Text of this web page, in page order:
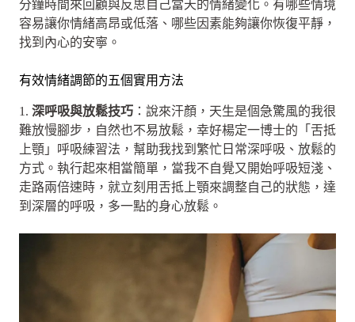
分鐘時間來回顧與反思自己當天的情緒變化。有哪些情境
容易讓你情緒高昂或低落、哪些因素能夠讓你恢復平靜，
找到內心的安寧。
有效情緒調節的五個實用方法
1. 深呼吸與放鬆技巧 ：說來汗顏，天生是個急驚風的我很
難放慢腳步，自然也不易放鬆，幸好楊定一博士的「舌抵
上顎」呼吸練習法，幫助我找到繁忙日常深呼吸、放鬆的
方式。執行起來相當簡單，當我不自覺又開始呼吸短淺、
走路兩倍速時，就立刻用舌抵上顎來調整自己的狀態，達
到深層的呼吸，多一點的身心放鬆。